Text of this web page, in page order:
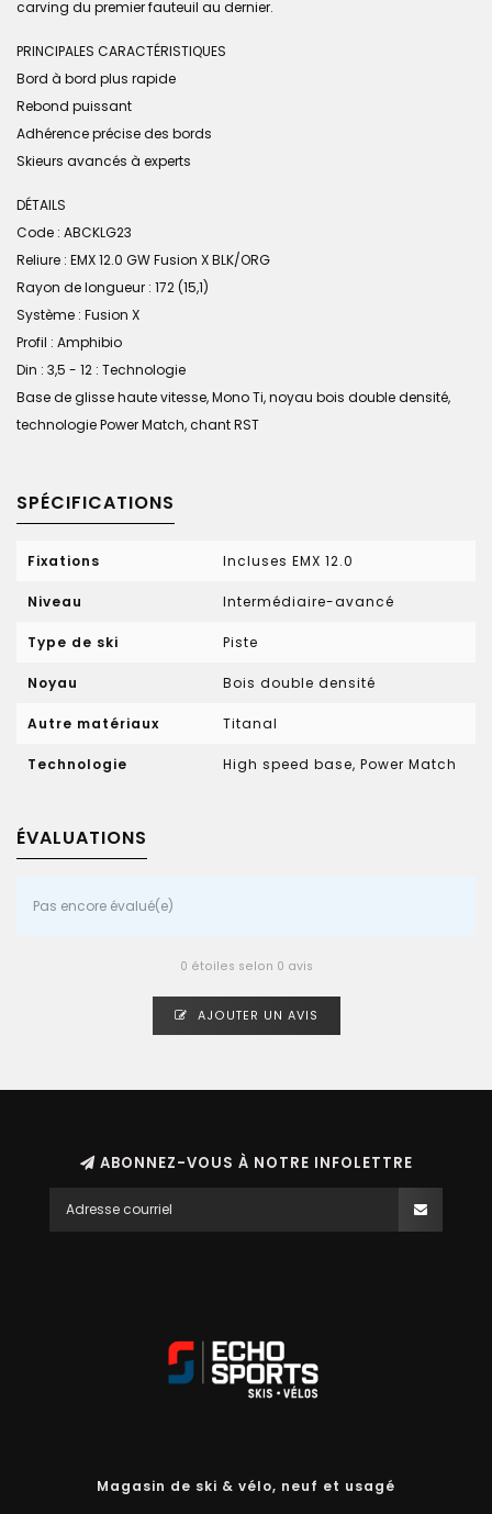
carving du premier fauteuil au dernier.
PRINCIPALES CARACTÉRISTIQUES
Bord à bord plus rapide
Rebond puissant
Adhérence précise des bords
Skieurs avancés à experts
DÉTAILS
Code : ABCKLG23
Reliure : EMX 12.0 GW Fusion X BLK/ORG
Rayon de longueur : 172 (15,1)
Système : Fusion X
Profil : Amphibio
Din : 3,5 - 12 : Technologie
Base de glisse haute vitesse, Mono Ti, noyau bois double densité,
technologie Power Match, chant RST
SPÉCIFICATIONS
Fixations Incluses EMX 12.0
Niveau Intermédiaire-avancé
Type de ski Piste
Noyau Bois double densité
Autre matériaux Titanal
Technologie High speed base, Power Match
ÉVALUATIONS
Pas encore évalué(e)
0 étoiles selon 0 avis
AJOUTER UN AVIS
ABONNEZ-VOUS À NOTRE INFOLETTRE
Magasin de ski & vélo, neuf et usagé